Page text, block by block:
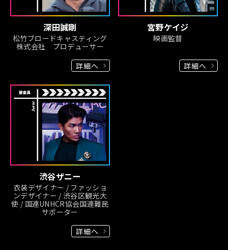
深田誠剛
松竹ブロードキャスティング
株式会社 プロデューサー
詳細へ
宮野ケイジ
映画監督
詳細へ
渋谷ザニー
衣装デザイナー / ファッショ
ンデザイナー / 渋谷区観光大
使 / 国連UNHCR協会国連難民
サポーター
詳細へ